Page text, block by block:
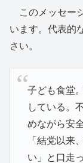
このメッセー
います。代表的
さい。
子ども食堂
している。
めながら安
「結党以来
い」と口走